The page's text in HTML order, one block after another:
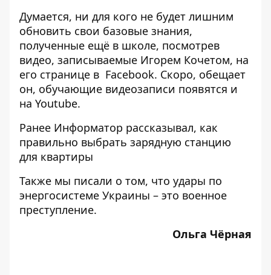
Думается, ни для кого не будет лишним
обновить свои базовые знания,
полученные ещё в школе, посмотрев
видео, записываемые Игорем Кочетом, на
его странице в Facebook. Скоро, обещает
он, обучающие видеозаписи появятся и
на Youtube.
Ранее Информатор рассказывал, как
правильно выбрать зарядную станцию ​​
для квартиры
Также мы писали о том, что удары по
энергосистеме Украины – это военное
преступление.
Ольга Чёрная